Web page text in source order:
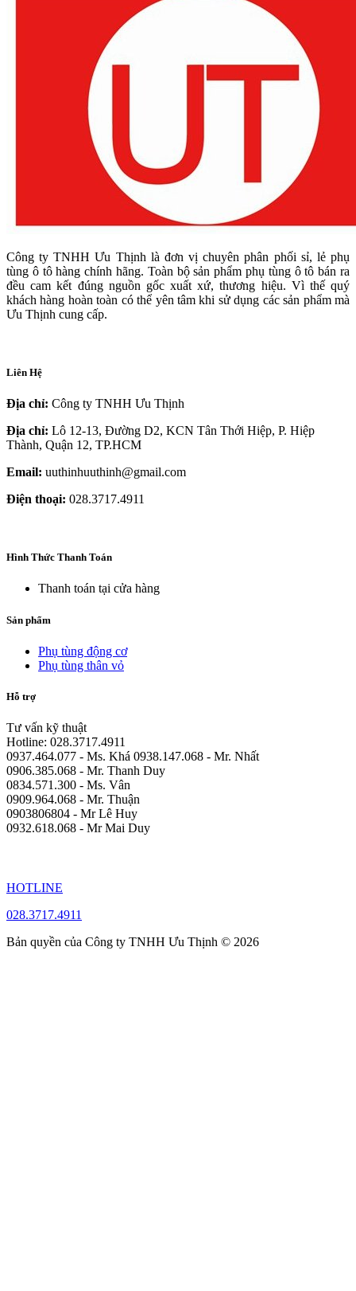
Công ty TNHH Ưu Thịnh là đơn vị chuyên phân phối sỉ, lẻ phụ
tùng ô tô hàng chính hãng. Toàn bộ sản phẩm phụ tùng ô tô bán ra
đều cam kết đúng nguồn gốc xuất xứ, thương hiệu. Vì thế quý
khách hàng hoàn toàn có thể yên tâm khi sử dụng các sản phẩm mà
Ưu Thịnh cung cấp.
Liên Hệ
Địa chỉ: Công ty TNHH Ưu Thịnh
Địa chỉ: Lô 12-13, Đường D2, KCN Tân Thới Hiệp, P. Hiệp
Thành, Quận 12, TP.HCM
Email: uuthinhuuthinh@gmail.com
Điện thoại: 028.3717.4911
Hình Thức Thanh Toán
Thanh toán tại cửa hàng
Sản phẩm
Phụ tùng động cơ
Phụ tùng thân vỏ
Hỗ trợ
Tư vấn kỹ thuật
Hotline: 028.3717.4911
0937.464.077 - Ms. Khá 0938.147.068 - Mr. Nhất
0906.385.068 - Mr. Thanh Duy
0834.571.300 - Ms. Vân
0909.964.068 - Mr. Thuận
0903806804 - Mr Lê Huy
0932.618.068 - Mr Mai Duy
HOTLINE
028.3717.4911
Bản quyền của Công ty TNHH Ưu Thịnh © 2026